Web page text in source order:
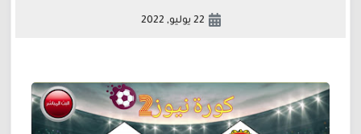
22 يوليو, 2022